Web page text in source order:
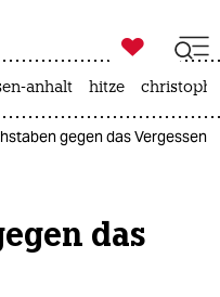

taz zahl ich
anhalt hitze
gegen das Vergessen
das